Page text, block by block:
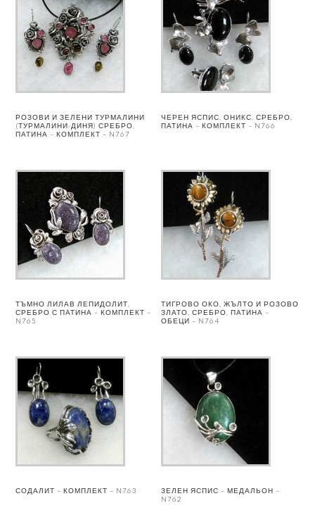
РОЗОВИ И ЗЕЛЕНИ ТУРМАЛИНИ
(ТУРМАЛИНИ-ДИНЯ) СРЕБРО,
ПАТИНА – КОМПЛЕКТ – N767
ЧЕРЕН ЯСПИС, ОНИКС, СРЕБРО,
ПАТИНА – КОМПЛЕКТ – N766
ТЪМНО ЛИЛАВ ЛЕПИДОЛИТ,
СРЕБРО С ПАТИНА – КОМПЛЕКТ –
N765
ТИГРОВО ОКО, ЖЪЛТО И РОЗОВО
ЗЛАТО, СРЕБРО, ПАТИНА –
ОБЕЦИ – N764
СОДАЛИТ – КОМПЛЕКТ – N763
ЗЕЛЕН ЯСПИС – МЕДАЛЬОН –
N762